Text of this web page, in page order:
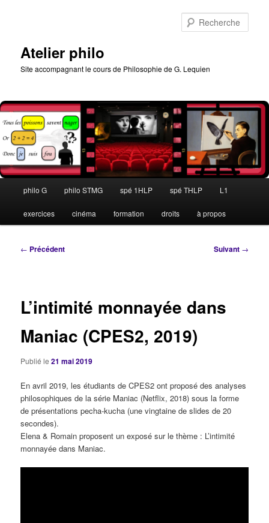
Atelier philo
Site accompagnant le cours de Philosophie de G. Lequien
principal
philo G philo STMG spé 1HLP spé THLP L1
exercices cinéma formation droits à propos
Navigation
← Précédent Suivant →
L’intimité monnayée dans
Maniac (CPES2, 2019)
Publié le21 mai 2019
En avril 2019, les étudiants de CPES2 ont proposé des analyses
philosophiques de la série Maniac (Netflix, 2018) sous la forme
de présentations pecha-kucha (une vingtaine de slides de 20
secondes).
Elena & Romain proposent un exposé sur le thème : L’intimité
monnayée dans Maniac.